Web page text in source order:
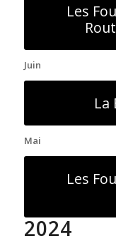
Les
Juin
La
Mai
Les
2024